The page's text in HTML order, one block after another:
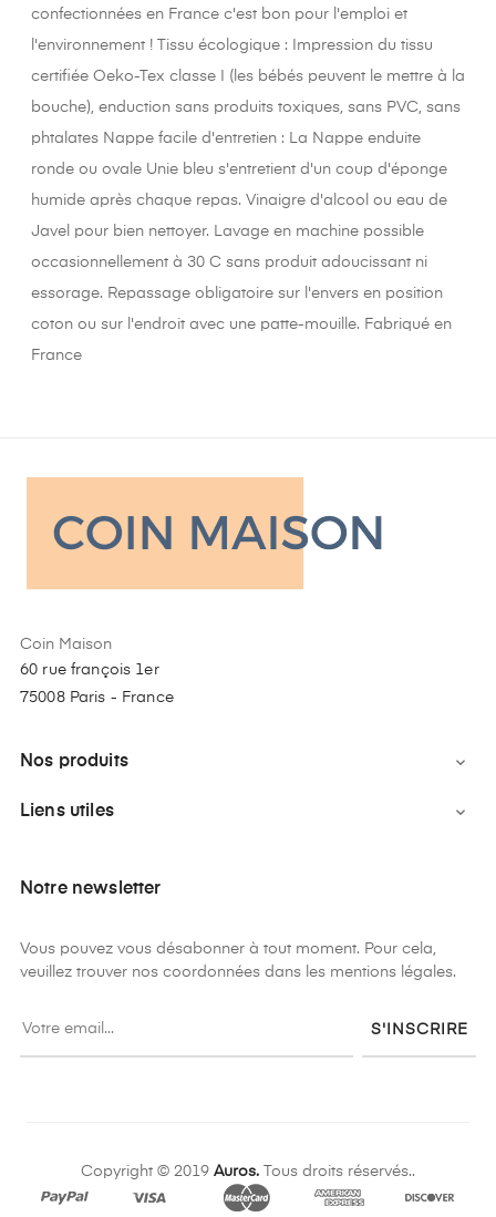
confectionnées en France c'est bon pour l'emploi et
l'environnement ! Tissu écologique : Impression du tissu
certifiée Oeko-Tex classe I (les bébés peuvent le mettre à la
bouche), enduction sans produits toxiques, sans PVC, sans
phtalates Nappe facile d'entretien : La Nappe enduite
ronde ou ovale Unie bleu s'entretient d'un coup d'éponge
humide après chaque repas. Vinaigre d'alcool ou eau de
Javel pour bien nettoyer. Lavage en machine possible
occasionnellement à 30 C sans produit adoucissant ni
essorage. Repassage obligatoire sur l'envers en position
coton ou sur l'endroit avec une patte-mouille. Fabriqué en
France
Coin Maison
60 rue françois 1er
75008 Paris - France
Nos produits 
Liens utiles 
Notre newsletter
Vous pouvez vous désabonner à tout moment. Pour cela,
veuillez trouver nos coordonnées dans les mentions légales.
S'INSCRIRE
Copyright © 2019 Auros. Tous droits réservés..